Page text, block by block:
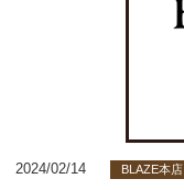
2024/02/14 BLAZE本店